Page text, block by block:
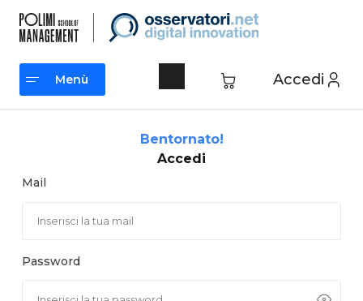
contenuto
Accedi
Menù
Bentornato!
Accedi
Mail
Password